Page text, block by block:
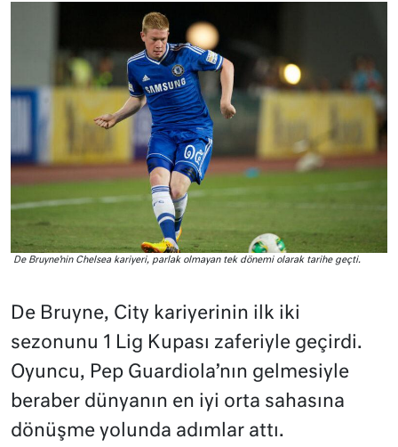
De Bruyne’nin Chelsea kariyeri, parlak olmayan tek dönemi olarak tarihe geçti.
De Bruyne, City kariyerinin ilk iki
sezonunu 1 Lig Kupası zaferiyle geçirdi.
Oyuncu, Pep Guardiola’nın gelmesiyle
beraber dünyanın en iyi orta sahasına
dönüşme yolunda adımlar attı.